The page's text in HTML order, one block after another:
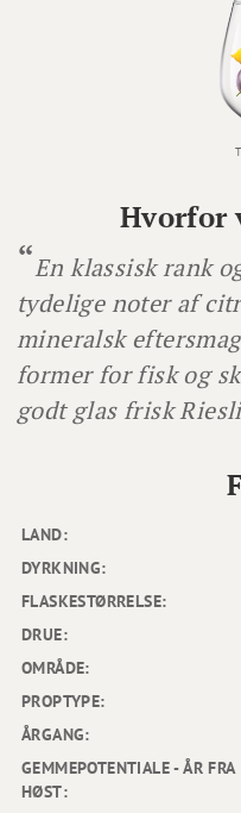
Hvorfor
En klassisk rank
tydelige noter af
mineralsk
former for fisk og
godt glas frisk
LAND:
DYRKNING:
FLASKESTØRRELSE:
DRUE:
OMRÅDE:
PROPTYPE:
ÅRGANG:
GEMMEPOTENTIALE - ÅR FRA
HØST: